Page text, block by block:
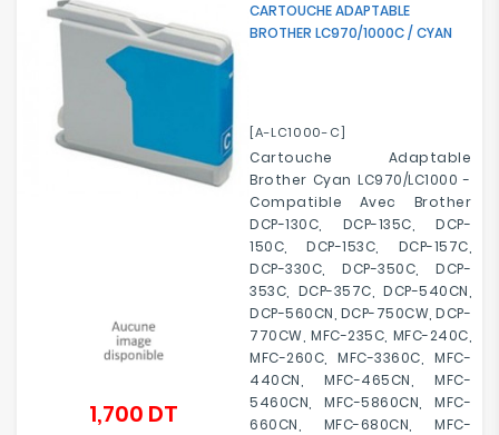
CARTOUCHE ADAPTABLE
BROTHER LC970/1000C / CYAN
[A-LC1000-C]
Cartouche Adaptable
Brother Cyan LC970/LC1000 -
Compatible Avec Brother
DCP-130C, DCP-135C, DCP-
150C, DCP-153C, DCP-157C,
DCP-330C, DCP-350C, DCP-
353C, DCP-357C, DCP-540CN,
DCP-560CN, DCP-750CW, DCP-
770CW, MFC-235C, MFC-240C,
MFC-260C, MFC-3360C, MFC-
440CN, MFC-465CN, MFC-
5460CN, MFC-5860CN, MFC-
660CN, MFC-680CN, MFC-
1,700 DTPrix